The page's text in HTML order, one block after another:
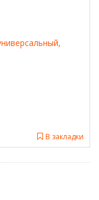
В закладки